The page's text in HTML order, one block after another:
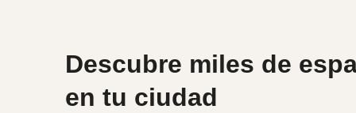
Descubre miles de
en tu ciudad